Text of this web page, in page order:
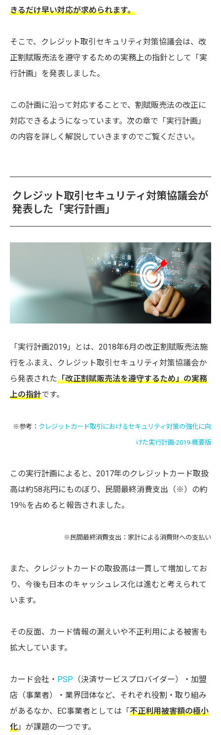
きるだけ早い対応が求められます。
そこで、クレジット取引セキュリティ対策協議会は、改
正割賦販売法を遵守するための実務上の指針として「実
行計画」を発表しました。
この計画に沿って対応することで、割賦販売法の改正に
対応できるようになっています。次の章で「実行計画」
の内容を詳しく解説していきますのでご覧ください。
クレジット取引セキュリティ対策協議会が
発表した「実行計画」
「実行計画2019」とは、2018年6月の改正割賦販売法施
行をふまえ、クレジット取引セキュリティ対策協議会か
ら発表された「改正割賦販売法を遵守するため」の実務
上の指針です。
※参考： クレジットカード取引におけるセキュリティ対策の強化に向
けた実行計画-2019-概要版
この実行計画によると、2017年のクレジットカード取扱
高は約58兆円にものぼり、民間最終消費支出（※）の約
19％を占めると報告されました。
※民間最終消費支出：家計による消費財への支払い
また、クレジットカードの取扱高は一貫して増加してお
り、今後も日本のキャッシュレス化は進むと考えられて
います。
その反面、カード情報の漏えいや不正利用による被害も
拡大しています。
カード会社・ PSP （決済サービスプロバイダー）・加盟
店（事業者）・業界団体など、それぞれ役割・取り組み
があるなか、EC事業者としては「不正利用被害額の極小
化 」が課題の一つです。